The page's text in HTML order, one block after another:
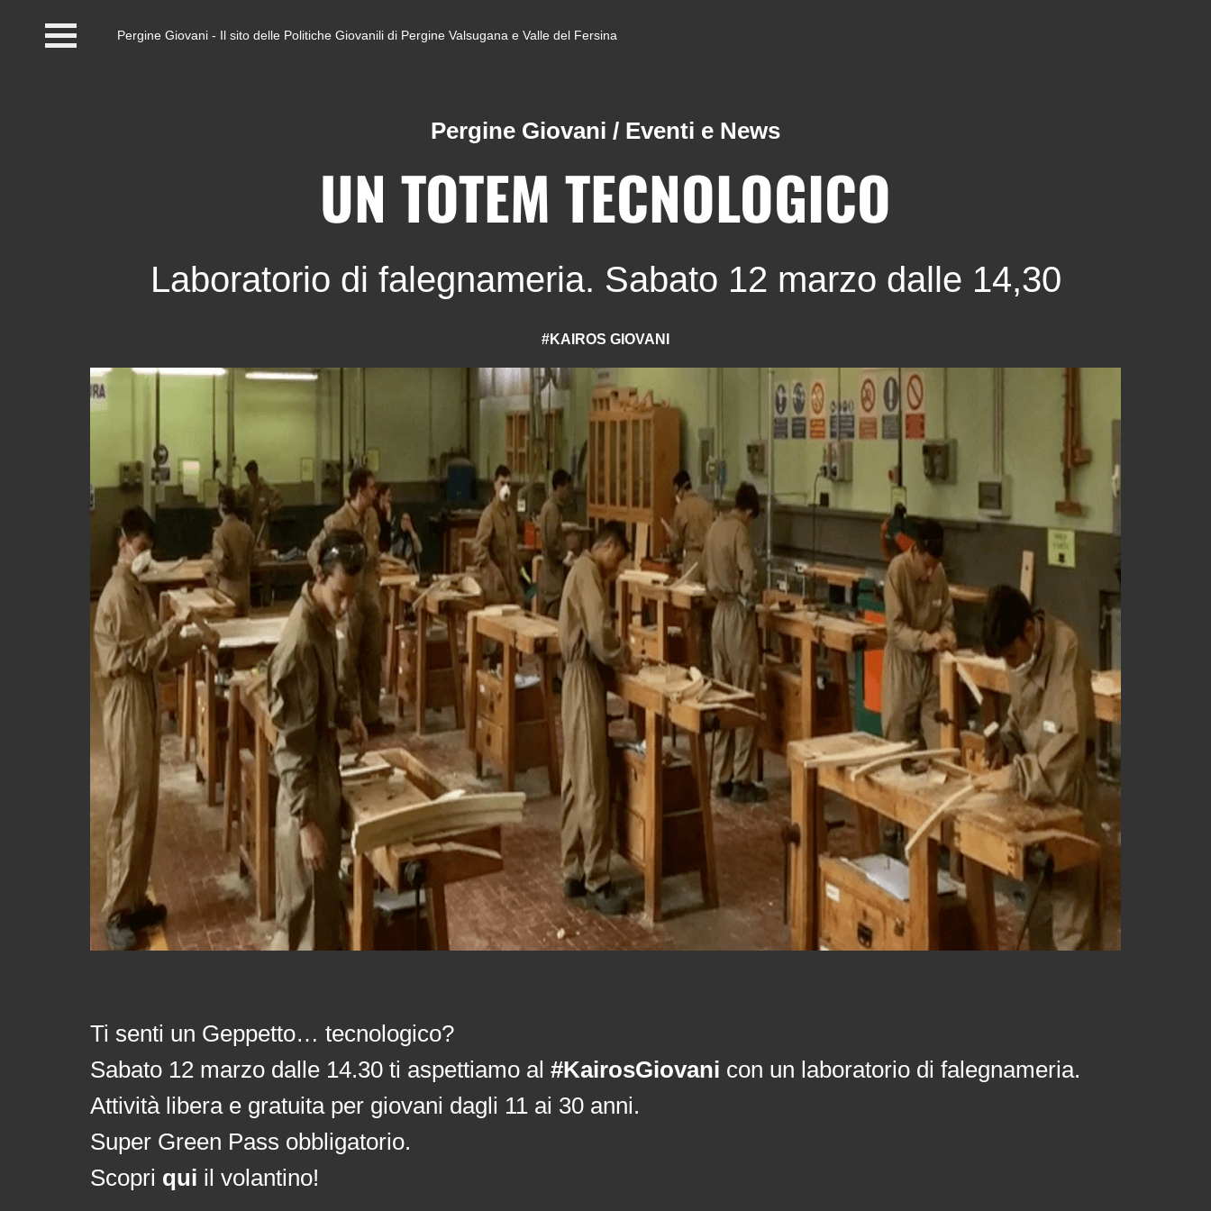
Eventi e News
Pergine Giovani - Il sito delle Politiche Giovanili di Pergine Valsugana e Valle del Fersina
Pergine Giovani / Eventi e News
UN TOTEM TECNOLOGICO
Laboratorio di falegnameria. Sabato 12 marzo dalle 14,30
#KAIROS GIOVANI
Ti senti un Geppetto… tecnologico?
Sabato 12 marzo dalle 14.30 ti aspettiamo al #KairosGiovani con un laboratorio di falegnameria.
Attività libera e gratuita per giovani dagli 11 ai 30 anni.
Super Green Pass obbligatorio.
Scopri qui il volantino!